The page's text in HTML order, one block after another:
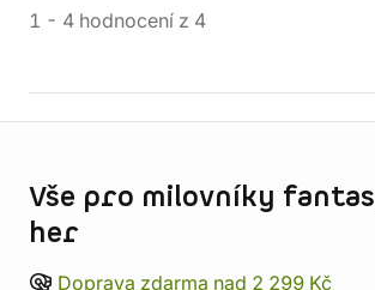
1 - 4 hodnocení z 4
Vše pro milovníky
her
Doprava zdarma nad 2 299 Kč